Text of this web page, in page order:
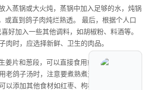
入蒸锅或大火炖，蒸锅中加入足够的水，炖锅
或直到鸽子肉炖烂熟透。 最后，根据个人口
好加入一些其他调料，如胡椒粉、料酒等。
肉时，应选择新鲜、卫生的肉品。
姜片和葱段，可以直接食用或者温热后食用。
老鸽子汤时，注意要煮熟煮透，避免生吃或煮
以添加其他食材如红枣、枸杞等一同炖煮，增